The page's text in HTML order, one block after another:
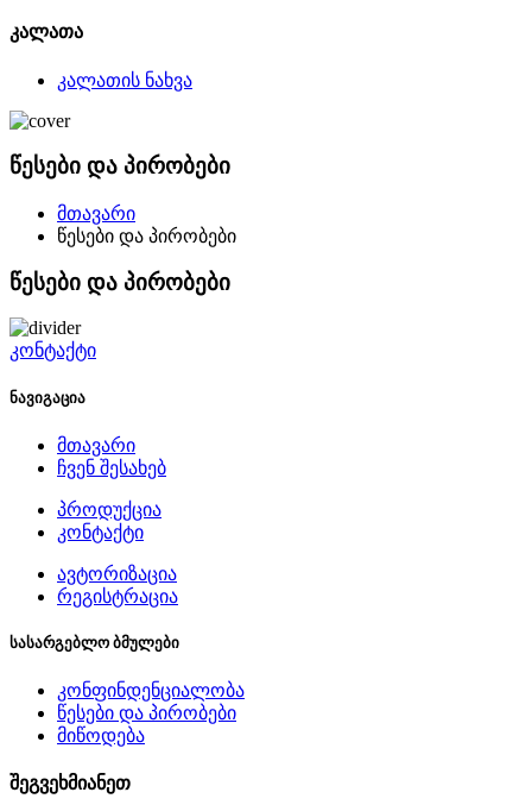
კალათა
კალათის ნახვა
წესები და პირობები
მთავარი
წესები და პირობები
წესები და პირობები
კონტაქტი
ნავიგაცია
მთავარი
ჩვენ შესახებ
პროდუქცია
კონტაქტი
ავტორიზაცია
რეგისტრაცია
სასარგებლო ბმულები
კონფინდენციალობა
წესები და პირობები
მიწოდება
შეგვეხმიანეთ